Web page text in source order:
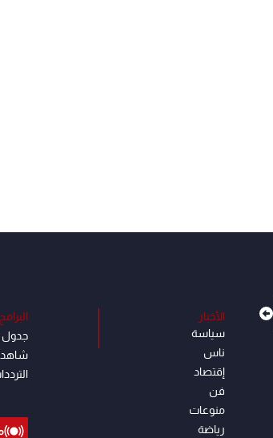
الأخبار
سياسة
ناس
إقتصاد
فن
منوعات
رياضة
البرامج
جدول
شاهد